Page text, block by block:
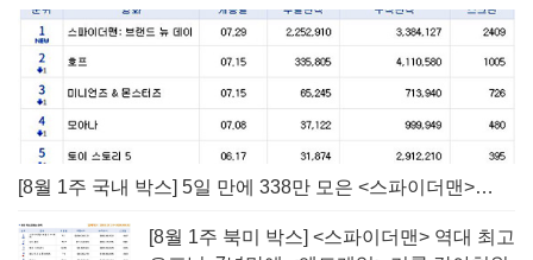
[8월 1주 국내 박스] 5일 만에 338만 모은 <스파이더맨> 극장가 235% 대반등, <호프>는 400만 돌파
[8월 1주 북미 박스] <스파이더맨> 역대 최고